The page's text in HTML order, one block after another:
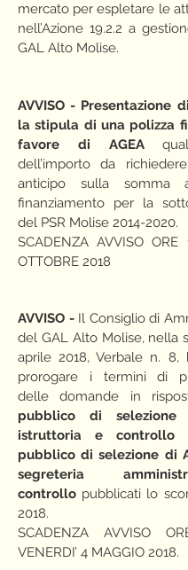
mercato per espletare le
nell’Azione 19.2.2 a
GAL Alto Molise.
AVVISO - Presentazione
la stipula di una polizza
favore di AGEA
dell’importo da
anticipo sulla somma
finanziamento per la
del PSR Molise 2014-2020.
SCADENZA AVVISO
OTTOBRE 2018
AVVISO -Il Consiglio di
del GAL Alto Molise, nella
aprile 2018, Verbale n. 8,
prorogare i termini di
delle domande in
pubblico di selezione
istruttoria e controllo
pubblico di selezione di
segreteria
controllo pubblicati lo
2018.
SCADENZA AVVISO
VENERDI’ 4 MAGGIO 2018.